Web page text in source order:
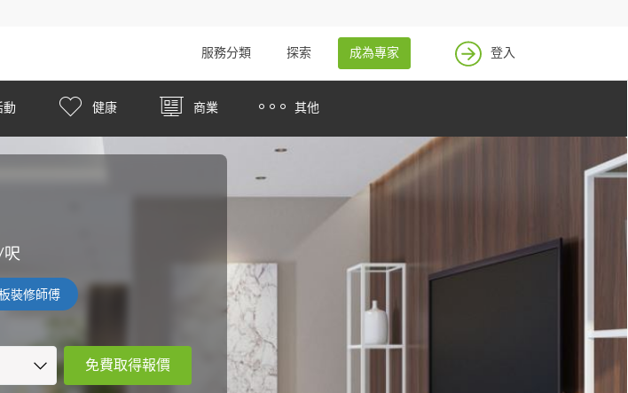
服務分類 探索 成為專家 登入
動 健康 商業 其他
呎
裝修師傅
免費取得報價